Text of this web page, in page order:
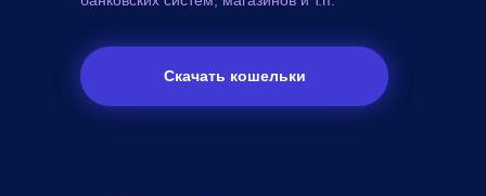
Скачать кошельки